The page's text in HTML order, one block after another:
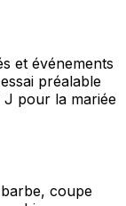
et événements
préalable
J pour la mariée
coupe